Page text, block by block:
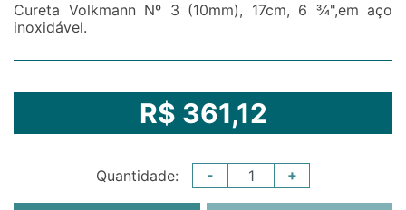
Cureta Volkmann Nº 3 (10mm), 17cm, 6 ¾",em aço
inoxidável.
R$ 361,12
Quantidade: - +